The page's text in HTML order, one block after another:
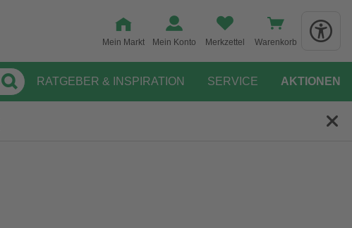
Mein Markt Mein Konto Merkzettel Warenkorb
RATGEBER & INSPIRATION SERVICE AKTIONEN